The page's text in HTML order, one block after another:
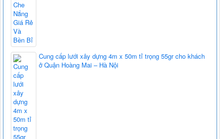
Cung cấp lưới xây dựng 4m x 50m tỉ trọng 55gr cho khách
ở Quận Hoàng Mai – Hà Nội